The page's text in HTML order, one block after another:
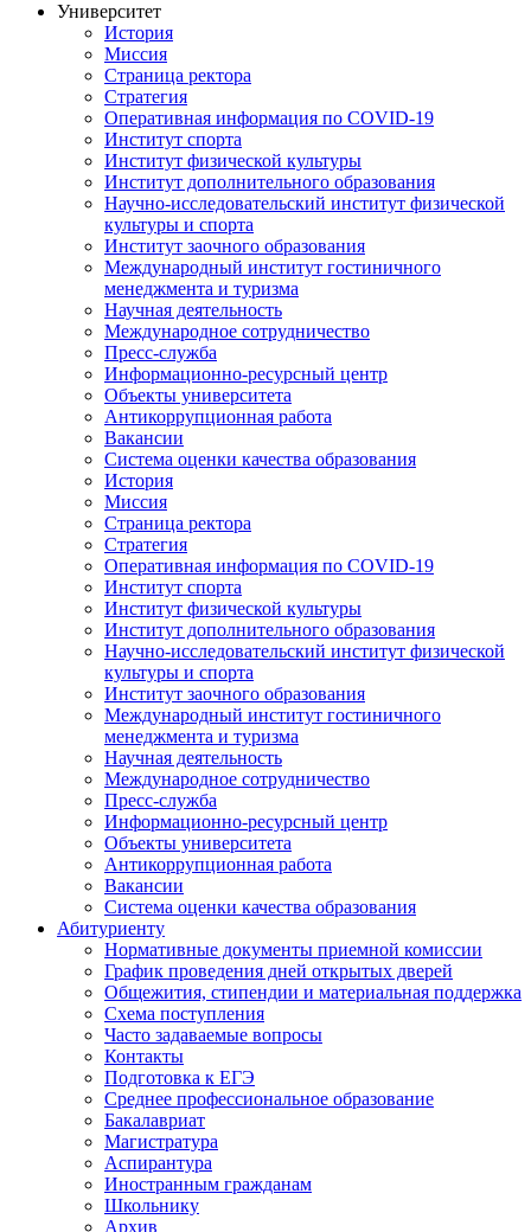
Университет
История
Миссия
Страница ректора
Стратегия
Оперативная информация по COVID-19
Институт спорта
Институт физической культуры
Институт дополнительного образования
Научно-исследовательский институт физической
культуры и спорта
Институт заочного образования
Международный институт гостиничного
менеджмента и туризма
Научная деятельность
Международное сотрудничество
Пресс-служба
Информационно-ресурсный центр
Объекты университета
Антикоррупционная работа
Вакансии
Система оценки качества образования
История
Миссия
Страница ректора
Стратегия
Оперативная информация по COVID-19
Институт спорта
Институт физической культуры
Институт дополнительного образования
Научно-исследовательский институт физической
культуры и спорта
Институт заочного образования
Международный институт гостиничного
менеджмента и туризма
Научная деятельность
Международное сотрудничество
Пресс-служба
Информационно-ресурсный центр
Объекты университета
Антикоррупционная работа
Вакансии
Система оценки качества образования
Абитуриенту
Нормативные документы приемной комиссии
График проведения дней открытых дверей
Общежития, стипендии и материальная поддержка
Схема поступления
Часто задаваемые вопросы
Контакты
Подготовка к ЕГЭ
Среднее профессиональное образование
Бакалавриат
Магистратура
Аспирантура
Иностранным гражданам
Школьнику
Архив